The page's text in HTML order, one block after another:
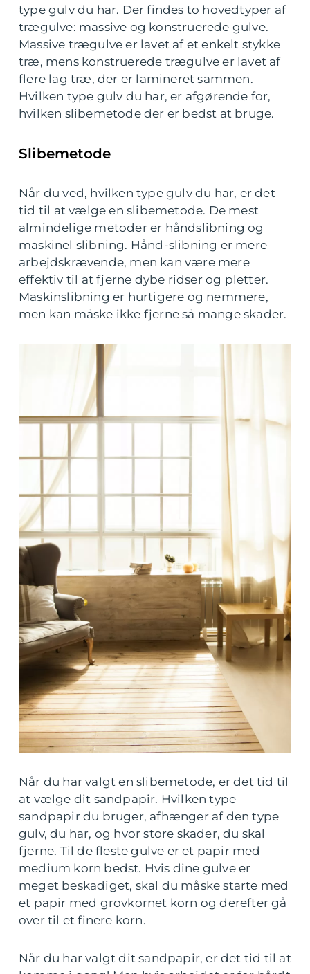
type gulv du har. Der findes to hovedtyper af
trægulve: massive og konstruerede gulve.
Massive trægulve er lavet af et enkelt stykke
træ, mens konstruerede trægulve er lavet af
flere lag træ, der er lamineret sammen.
Hvilken type gulv du har, er afgørende for,
hvilken slibemetode der er bedst at bruge.
Slibemetode
Når du ved, hvilken type gulv du har, er det
tid til at vælge en slibemetode. De mest
almindelige metoder er håndslibning og
maskinel slibning. Hånd-slibning er mere
arbejdskrævende, men kan være mere
effektiv til at fjerne dybe ridser og pletter.
Maskinslibning er hurtigere og nemmere,
men kan måske ikke fjerne så mange skader.
Når du har valgt en slibemetode, er det tid til
at vælge dit sandpapir. Hvilken type
sandpapir du bruger, afhænger af den type
gulv, du har, og hvor store skader, du skal
fjerne. Til de fleste gulve er et papir med
medium korn bedst. Hvis dine gulve er
meget beskadiget, skal du måske starte med
et papir med grovkornet korn og derefter gå
over til et finere korn.
Når du har valgt dit sandpapir, er det tid til at